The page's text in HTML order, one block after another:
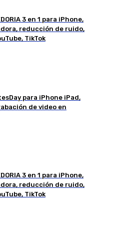
3 en 1 para iPhone,
reducción de ruido,
TikTok
para iPhone iPad,
de video en
3 en 1 para iPhone,
reducción de ruido,
TikTok